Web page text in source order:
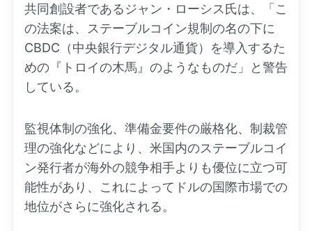
共同創設者であるジャン・ローシス氏は、「こ
の法案は、ステーブルコイン規制の名の下に
CBDC（中央銀行デジタル通貨）を導入するた
めの『トロイの木馬』のようなものだ」と警告
している。
監視体制の強化、準備金要件の厳格化、制裁管
理の強化などにより、米国内のステーブルコイ
ン発行者が海外の競争相手よりも優位に立つ可
能性があり、これによってドルの国際市場での
地位がさらに強化される。